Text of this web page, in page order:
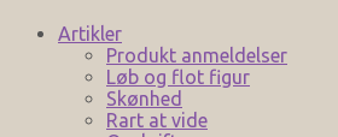
Artikler
Produkt anmeldelser
Løb og flot figur
Skønhed
Rart at vide